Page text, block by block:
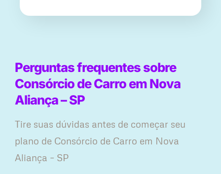
Perguntas frequentes sobre
Consórcio de Carro em Nova
Aliança – SP
Tire suas dúvidas antes de começar seu
plano ​de Consórcio de Carro em Nova
Aliança – SP